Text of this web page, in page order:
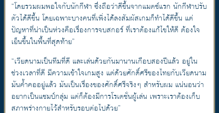
“โดยรวมผมพอใจกับนักกีฬา ซึ่งถือว่าดีขึ้นจากแมตช์แรก นักกีฬาปรับ
ตัวได้ดีขึ้น โดยเฉพาะบางคนที่เพิ่งได้ลงสัมผัสเกมก็ทำได้ดีขึ้น แต่
ปัญหาที่น่าเป็นห่วงคือเรื่องการจบสกอร์ ที่เราต้องแก้ไขให้ดี ต้องใจ
เย็นขึ้นในพื้นที่สุดท้าย”
“เวียดนามเป็นทีมที่ดี และเล่นด้วยกันมานานเกือบสองปีแล้ว อยู่ใน
ช่วงเวลาที่ดี มีความเข้าใจเกมสูง แต่ด้วยศักดิ์ศรีของไทยกับเวียดนาม
มันค้ำคออยู่แล้ว มันเป็นเรื่องของศักดิ์ศรีจริงๆ สำหรับผม แน่นอนว่า
อยากเป็นแชมป์กลุ่ม แต่ก็ต้องมีการโรเตชั่นผู้เล่น เพราะเราต้องเก็บ
สภาพร่างกายไว้สำหรับรอบต่อไปด้วย”